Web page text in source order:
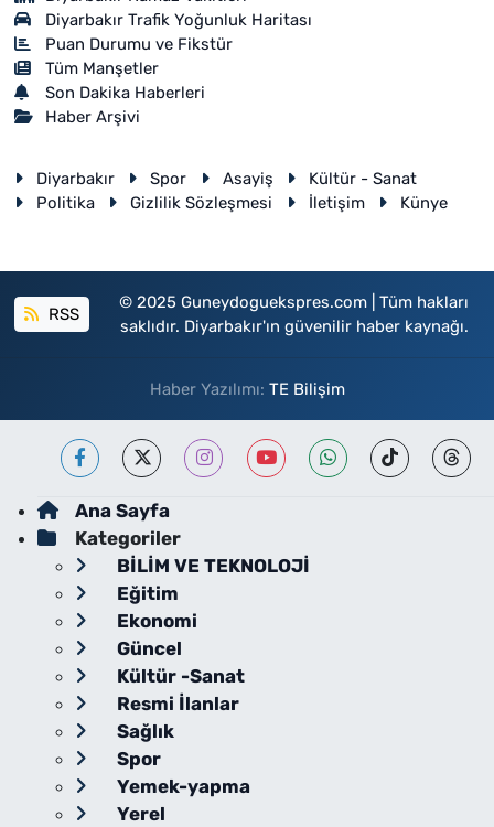
Diyarbakır Trafik Yoğunluk Haritası
Puan Durumu ve Fikstür
Tüm Manşetler
Son Dakika Haberleri
Haber Arşivi
Diyarbakır Spor Asayiş
Kültür - Sanat
Politika
Gizlilik Sözleşmesi İletişim Künye
RSS
© 2025 Guneydoguekspres.com | Tüm hakları
saklıdır. Diyarbakır'ın güvenilir haber kaynağı.
Haber Yazılımı: TE Bilişim
Ana Sayfa
Kategoriler
BİLİM VE TEKNOLOJİ
Eğitim
Ekonomi
Güncel
Kültür -Sanat
Resmi İlanlar
Sağlık
Spor
Yemek-yapma
Yerel